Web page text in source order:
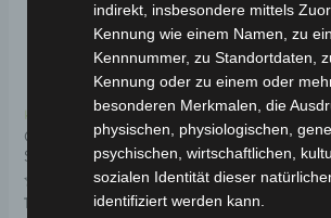
Kostenloser Versand
CARGO VOLT
SCHEIBENWISCHERMOTOR
Bewertet
119,00
indirekt, insbesondere mittels
Kennung wie einem Namen, zu
Kennnummer, zu Standortdaten,
Kennung oder zu einem oder
besonderen Merkmalen, die
physischen, physiologischen,
psychischen, wirtschaftlichen,
sozialen Identität dieser
identifiziert werden kann.